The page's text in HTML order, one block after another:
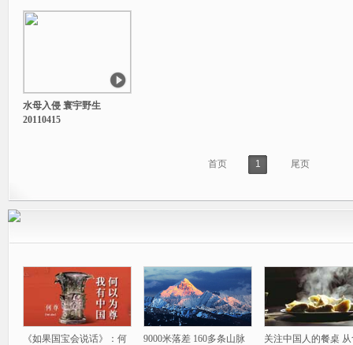
水母入侵 寰宇野生
20110415
首页 1 尾页
《如果国宝会说话》：何
9000米落差 160多条山脉
关注中国人的餐桌